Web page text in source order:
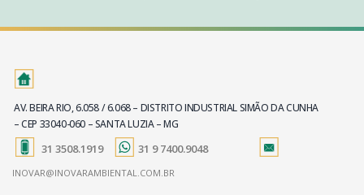
AV. BEIRA RIO, 6.058 / 6.068 – DISTRITO INDUSTRIAL SIMÃO DA CUNHA
– CEP 33040-060 – SANTA LUZIA – MG
31 3508.1919 31 9 7400.9048
INOVAR@INOVARAMBIENTAL.COM.BR